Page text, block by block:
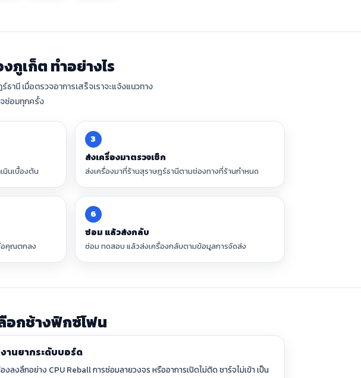
ภูเก็ต ทำอย่างไร
านี เมื่อตรวจอาการเสร็จเราจะแจ้งแนวทาง
ซ่อมทุกครั้ง
มินเบื้องต้น
3
ส่งเครื่องมาตรวจเช็ก
ส่งเครื่องมาที่ร้านสุราษฎร์ธานีตามช่องทางที่ร้านกำหนด
อคุณตกลง
6
ซ่อม แล้วส่งกลับ
ซ่อม ทดสอบ แล้วส่งเครื่องกลับตามข้อมูลการจัดส่ง
อกช้างฟิกซ์โฟน
านยากระดับบอร์ด
งลงลึกอย่าง CPU Reball การซ่อมลายวงจร หรืออาการเปิดไม่ติด ชาร์จไม่เข้า เป็น